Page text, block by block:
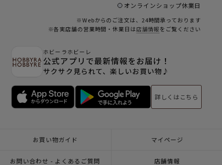
オンラインショップ休業日
※Webからのご注文は、24時間承っております
※各実店舗の営業時間・休業日は店舗情報をご覧ください
ホビーラホビーレ
公式アプリで最新情報をお届け！
サクサク見られて、楽しいお買い物♪
詳しくはこちら
お買い物ガイド マイページ
お問い合わせ - よくあるご質問 店舗情報